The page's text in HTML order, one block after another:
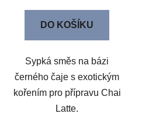
DO KOŠÍKU
Sypká směs na bázi
černého čaje s exotickým
kořením pro přípravu Chai
Latte.